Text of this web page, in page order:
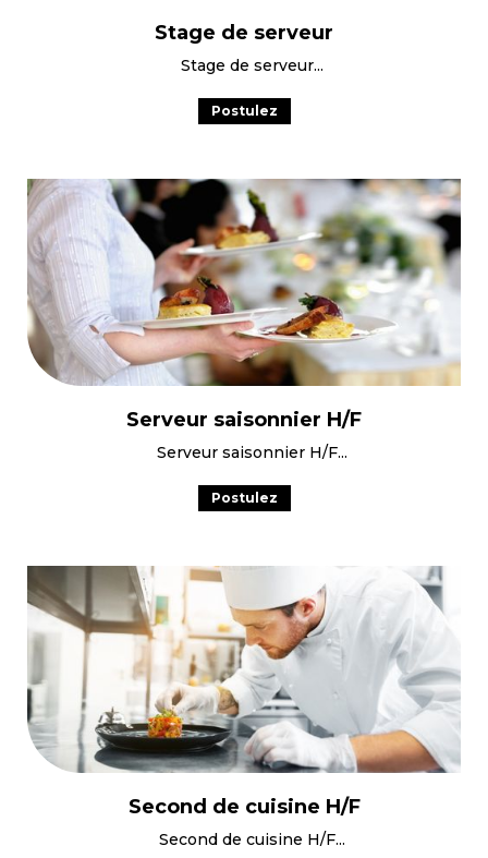
Stage de serveur
Stage de serveur
Postulez
Serveur saisonnier H/F
Serveur saisonnier H/F
Postulez
Second de cuisine H/F
Second de cuisine H/F